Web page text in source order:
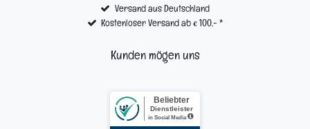
Versand aus Deutschland
Kostenloser Versand ab € 100,- *
Kunden mögen uns